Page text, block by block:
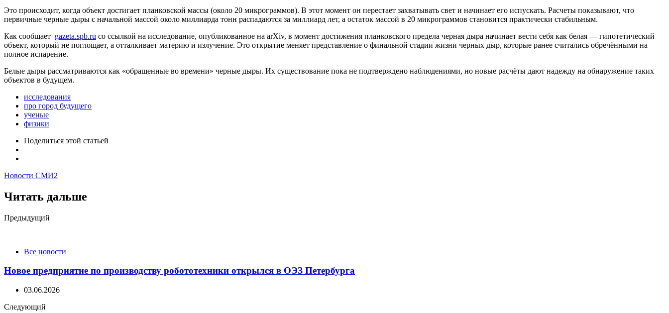
Это происходит, когда объект достигает планковской массы (около 20 микрограммов). В этот момент он перестает захватывать свет и начинает его испускать. Расчеты показывают, что
первичные черные дыры с начальной массой около миллиарда тонн распадаются за миллиард лет, а остаток массой в 20 микрограммов становится практически стабильным.
Как сообщает gazeta.spb.ru со ссылкой на исследование, опубликованное на arXiv, в момент достижения планковского предела черная дыра начинает вести себя как белая — гипотетический
объект, который не поглощает, а отталкивает материю и излучение. Это открытие меняет представление о финальной стадии жизни черных дыр, которые ранее считались обречёнными на
полное испарение.
Белые дыры рассматриваются как «обращенные во времени» черные дыры. Их существование пока не подтверждено наблюдениями, но новые расчёты дают надежду на обнаружение таких
объектов в будущем.
исследования
про город будущего
ученые
физики
Поделиться этой статьей
Новости СМИ2
Читать дальше
Post
Предыдущий
Все новости
Новое предприятие по производству робототехники открылся в ОЭЗ Петербурга
03.06.2026
Следующий